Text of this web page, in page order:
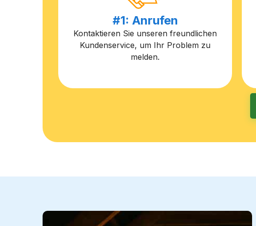
#1: Anrufen
Kontaktieren Sie unseren freundlichen
Kundenservice, um Ihr Problem zu
melden.